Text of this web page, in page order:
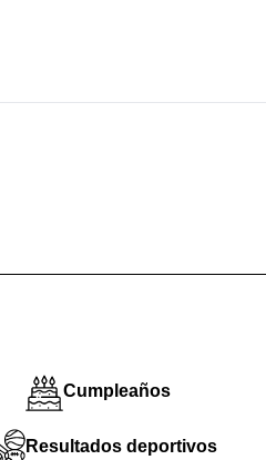
Cumpleaños
Resultados deportivos